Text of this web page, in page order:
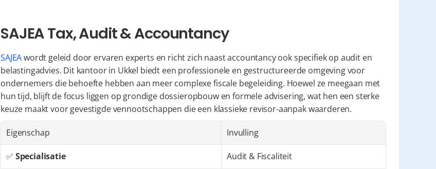
SAJEA Tax, Audit & Accountancy
SAJEA wordt geleid door ervaren experts en richt zich naast accountancy ook specifiek op audit en
belastingadvies. Dit kantoor in Ukkel biedt een professionele en gestructureerde omgeving voor
ondernemers die behoefte hebben aan meer complexe fiscale begeleiding. Hoewel ze meegaan met
hun tijd, blijft de focus liggen op grondige dossieropbouw en formele advisering, wat hen een sterke
keuze maakt voor gevestigde vennootschappen die een klassieke revisor-aanpak waarderen.
Eigenschap Invulling
✅ Specialisatie Audit & Fiscaliteit